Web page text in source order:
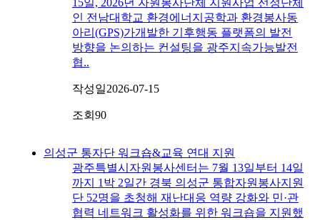
15일, 2026년 자원봉사단체 지원사업 선정단체
인 전남대학교 환경에너지공학과 환경봉사동
아리(GPS)가개발한 기후행동 플랫폼의 발전
방향을 논의하는 컨설팅을 광주지속가능발전
협..
작성일2026-07-15
조회 90
의성군 통자단 워크숍&교육 연대 지원
광주특별시자원봉사센터는 7월 13일부터 14일
까지 1박 2일간 경북 의성군 통합자원봉사지원
단 52명을 초청해 재난대응 역량 강화와 민·관
협력 네트워크 활성화를 위한 워크숍을 지원했